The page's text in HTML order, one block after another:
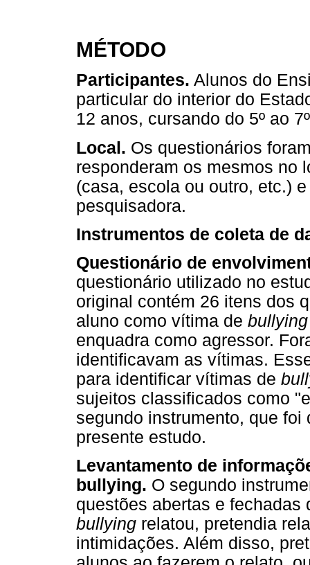
MÉTODO
Participantes. Alunos do
particular do interior do
12 anos, cursando do 5º ao
Local. Os questionários
responderam os mesmos no
(casa, escola ou outro, etc.)
pesquisadora.
Instrumentos de coleta de
Questionário de
questionário utilizado no
original contém 26 itens dos
aluno como vítima de
enquadra como agressor.
identificavam as vítimas.
para identificar vítimas de
sujeitos classificados como
segundo instrumento, que
presente estudo.
Levantamento de
bullying. O segundo
questões abertas e
bullying relatou, pretendia
intimidações. Além disso,